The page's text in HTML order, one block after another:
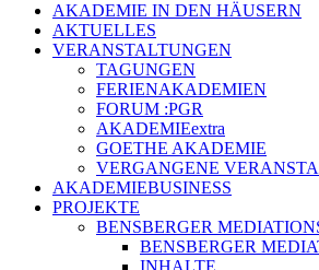
AKADEMIE IN DEN HÄUSERN
AKTUELLES
VERANSTALTUNGEN
TAGUNGEN
FERIENAKADEMIEN
FORUM :PGR
AKADEMIEextra
GOETHE AKADEMIE
VERGANGENE
AKADEMIEBUSINESS
PROJEKTE
BENSBERGER
BENSBERGER
INHALTE